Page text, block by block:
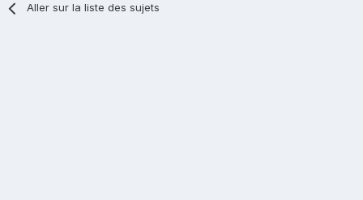
Aller sur la liste des sujets